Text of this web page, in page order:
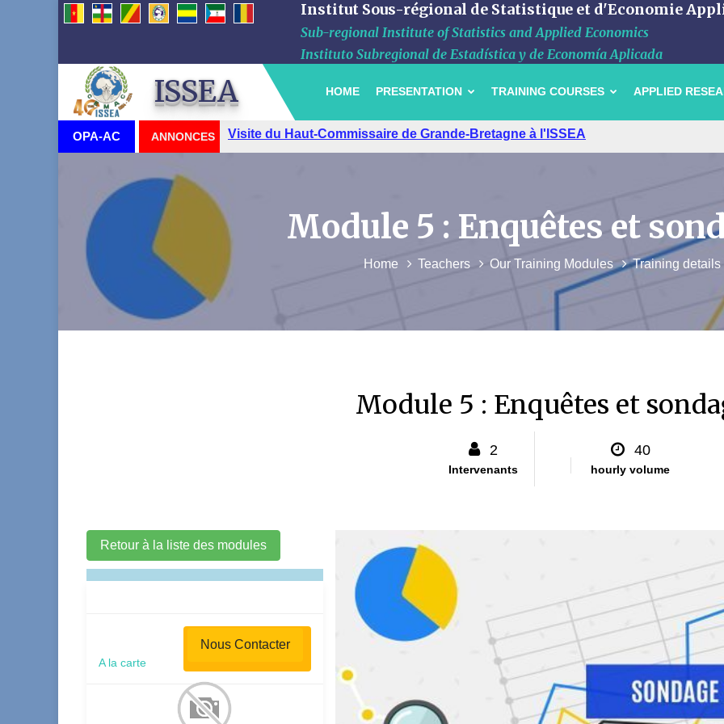
Institut Sous-régional de Statistique et d'Economie
Sub-regional Institute of Statistics and Applied Economics
Instituto Subregional de Estadística y de Economía Aplicada
ISSEA HOME PRESENTATION TRAINING COURSES APPLIED
OPA-AC ANNONCES Visite du Haut-Commissaire de Grande-Bretagne à l'ISSEA
Module 5 : Enquêtes et
Home Teachers Our Training Modules Training details
Module 5 : Enquêtes et
2
Intervenants
40
hourly volume
Retour à la liste des modules
A la carte
Nous Contacter